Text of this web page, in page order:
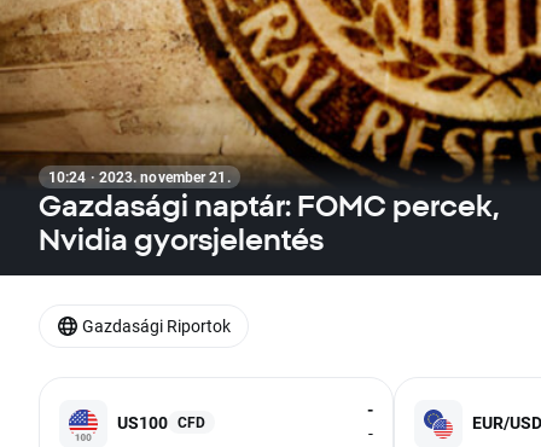
10:24 · 2023. november 21.
Gazdasági naptár: FOMC percek,
Nvidia gyorsjelentés
US100 CFD
-
-
EUR/USD
Gazdasági Riportok